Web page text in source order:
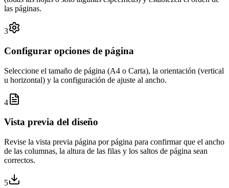
las páginas.
3
Configurar opciones de página
Seleccione el tamaño de página (A4 o Carta), la orientación (vertical
u horizontal) y la configuración de ajuste al ancho.
4
Vista previa del diseño
Revise la vista previa página por página para confirmar que el ancho
de las columnas, la altura de las filas y los saltos de página sean
correctos.
5